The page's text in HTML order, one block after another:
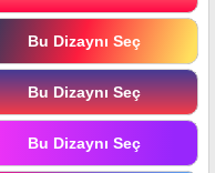
Bu Dizaynı Seç
Bu Dizaynı Seç
Bu Dizaynı Seç